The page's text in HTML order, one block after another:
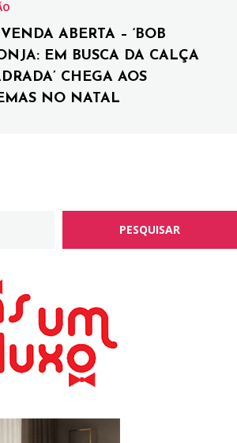
VENDA ABERTA – ‘BOB
EM BUSCA DA CALÇA
CHEGA AOS
NO NATAL
PESQUISAR